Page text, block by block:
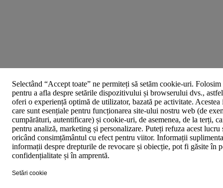
Selectând “Accept toate” ne permiteți să setăm cookie-uri.
pentru a afla despre setările dispozitivului și browserului dvs.,
oferi o experiență optimă de utilizator, bazată pe activitate.
care sunt esențiale pentru funcționarea site-ului nostru web (de
cumpărături, autentificare) și cookie-uri, de asemenea, de la terți,
pentru analiză, marketing și personalizare. Puteți refuza acest
oricând consimțământul cu efect pentru viitor. Informații
informații despre drepturile de revocare și obiecție, pot fi găsite în
confidențialitate și în amprentă.
Setări cookie